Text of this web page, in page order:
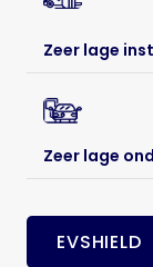
Zeer lage
Zeer lage
EVSHIELD